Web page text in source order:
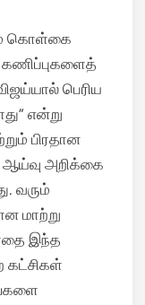
கொள்கை
கணிப்புகளைத்
பெரிய
என்று
பிரதான
ஆய்வு அறிக்கை
வரும்
மாற்று
இந்த
கட்சிகள்